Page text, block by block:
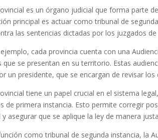
es un órgano judicial que forma parte
principal es actuar como tribunal de
las sentencias dictadas por los juzgados
cada provincia cuenta con una
que se presentan en su territorio. Estas
un presidente, que se encargan de revisar
tiene un papel crucial en el sistema
de primera instancia. Esto permite corregir
asegurar que se aplique la ley de manera
como tribunal de segunda instancia, la